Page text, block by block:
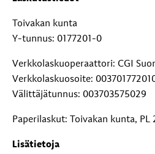
Toivakan kunta
Y-tunnus: 0177201-0
Verkkolaskuoperaattori: CGI
Verkkolaskuosoite:
Välittäjätunnus: 003703575029
Paperilaskut: Toivakan kunta,
Lisätietoja